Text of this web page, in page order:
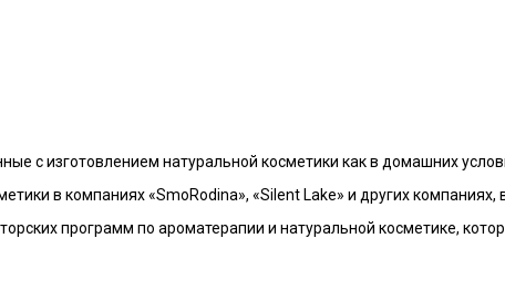
с изготовлением натуральной косметики как в домашних
в компаниях «SmoRodina», «Silent Lake» и других
программ по ароматерапии и натуральной косметике,